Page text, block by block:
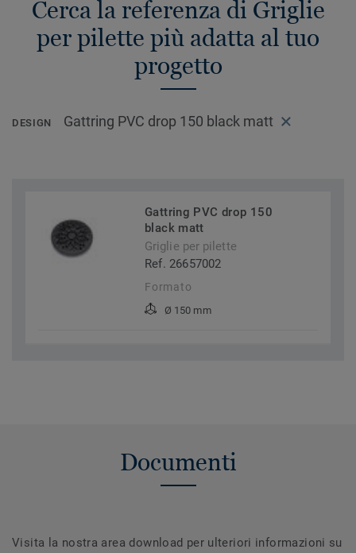
Cerca la referenza di Griglie
per pilette più adatta al tuo
progetto
DESIGN Gattring PVC drop 150 black matt
Gattring PVC drop 150
black matt
Griglie per pilette
Ref. 26657002
Formato
Ø 150 mm
Documenti
Visita la nostra area download per ulteriori informazioni su